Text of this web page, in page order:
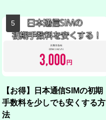
【お得】日本通信SIMの初期
手数料を少しでも安くする方
法